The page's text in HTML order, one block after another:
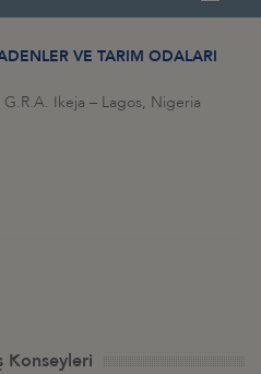
VE TARIM ODALARI
Ikeja – Lagos, Nigeria
Konseyleri